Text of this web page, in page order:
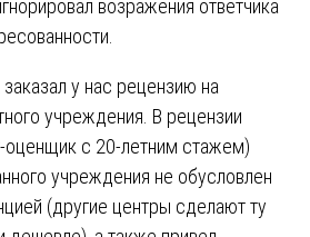
возражения ответчика
заказал у нас рецензию на
учреждения. В рецензии
оценщик с 20-летним стажем)
учреждения не обусловлен
(другие центры сделают ту